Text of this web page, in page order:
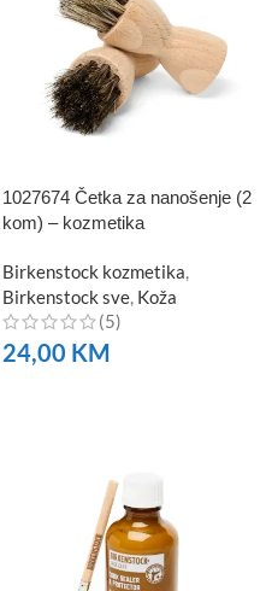
1027674 Četka za nanošenje (2
kom) – kozmetika
Birkenstock kozmetika
Birkenstock sve Koža
(5)
24,00 KM